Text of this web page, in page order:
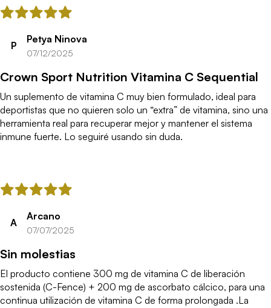
Estómago: El uso de Ascorbato Cálcico es un acierto. Esta
amable con el estómago. Si la vitamina C normal te da acidez o
molestias, esta es una gran alternativa.Certificado Antidoping: El
deportistas. Garantiza que el producto está libre de sustancias
prohibidas y ha pasado por controles de calidad estrictos. Es un
seguro extra que no todos los suplementos tienen.Cantidad y
Precio: Con 90 cápsulas, tienes para tres meses si te tomas una
al día. Teniendo en cuenta la calidad de la fórmula y las
certificaciones, el precio está justificado.Esta Vitamina C de
personas con el estómago sensible o cualquiera que busque un
producto más eficaz para reforzar su sistema inmunitario y
antioxidante. Es un caso claro de que la inversión vale la pena.
P
Petya Ninova
07/12/2025
Crown Sport Nutrition Vitamina C Sequential
Un suplemento de vitamina C muy bien formulado, ideal para
deportistas que no quieren solo un “extra” de vitamina, sino una
herramienta real para recuperar mejor y mantener el sistema
inmune fuerte. Lo seguiré usando sin duda.
A
Arcano
07/07/2025
Sin molestias
El producto contiene 300 mg de vitamina C de liberación
sostenida (C-Fence) + 200 mg de ascorbato cálcico, para una
continua utilización de vitamina C de forma prolongada .La